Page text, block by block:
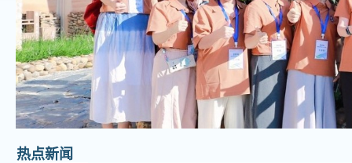
热点新闻